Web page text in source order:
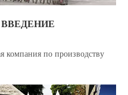
компания по производству